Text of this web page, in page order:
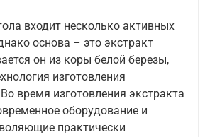
входит несколько активных
основа – это экстракт
он из коры белой березы,
изготовления
время изготовления экстракта
оборудование и
практически